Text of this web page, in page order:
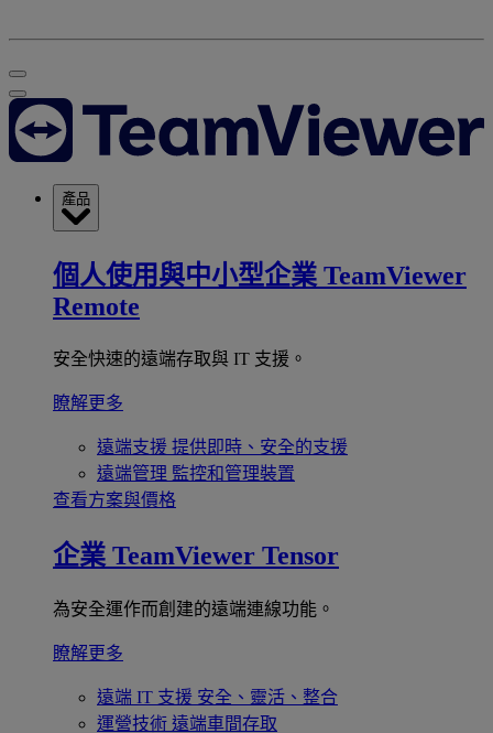
產品
個人使用與中小型企業 TeamViewer
Remote
安全快速的遠端存取與 IT 支援。
瞭解更多
遠端支援 提供即時、安全的支援
遠端管理 監控和管理裝置
查看方案與價格
企業 TeamViewer Tensor
為安全運作而創建的遠端連線功能。
瞭解更多
遠端 IT 支援 安全、靈活、整合
運營技術 遠端車間存取